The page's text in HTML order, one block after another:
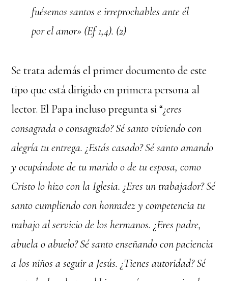
fuésemos santos e irreprochables ante él
por el amor» (Ef 1,4). (2)
Se trata además el primer documento de este
tipo que está dirigido en primera persona al
lector. El Papa incluso pregunta si “¿eres
consagrada o consagrado? Sé santo viviendo con
alegría tu entrega. ¿Estás casado? Sé santo amando
y ocupándote de tu marido o de tu esposa, como
Cristo lo hizo con la Iglesia. ¿Eres un trabajador? Sé
santo cumpliendo con honradez y competencia tu
trabajo al servicio de los hermanos. ¿Eres padre,
abuela o abuelo? Sé santo enseñando con paciencia
a los niños a seguir a Jesús. ¿Tienes autoridad? Sé